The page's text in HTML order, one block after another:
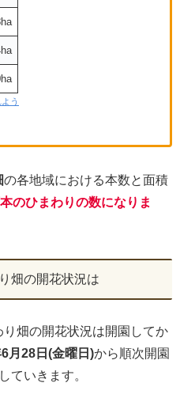
う
の各地域における本数と面積
のひまわりの数になりま
畑の開花状況は
畑の開花状況は開園してか
月28日(金曜日)から順次開園
ていきます。